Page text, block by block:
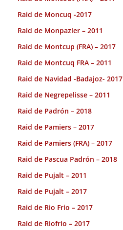
Raid de Moncuq -2017
Raid de Monpazier – 2011
Raid de Montcup (FRA) – 2017
Raid de Montcuq FRA – 2011
Raid de Navidad -Badajoz- 2017
Raid de Negrepelisse – 2011
Raid de Padrón – 2018
Raid de Pamiers – 2017
Raid de Pamiers (FRA) – 2017
Raid de Pascua Padrón – 2018
Raid de Pujalt – 2011
Raid de Pujalt – 2017
Raid de Rio Frio – 2017
Raid de Riofrio – 2017